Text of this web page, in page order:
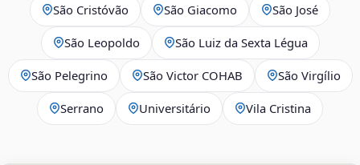
São Cristóvão São Giacomo São José
São Leopoldo São Luiz da Sexta Légua
São Pelegrino São Victor COHAB São Virgílio
Serrano Universitário Vila Cristina